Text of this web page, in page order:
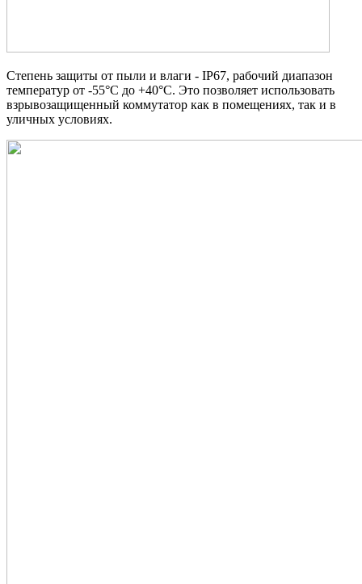
Степень защиты от пыли и влаги - IP67, рабочий диапазон
температур от -55°С до +40°С. Это позволяет использовать
взрывозащищенный коммутатор как в помещениях, так и в
уличных условиях.